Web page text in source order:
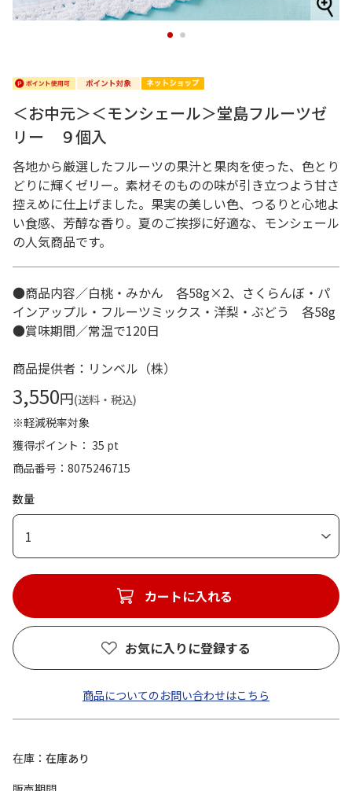
1 2
＜お中元＞＜モンシェール＞堂島フルーツゼ
リー ９個入
各地から厳選したフルーツの果汁と果肉を使った、色とり
どりに輝くゼリー。素材そのものの味が引き立つよう甘さ
控えめに仕上げました。果実の美しい色、つるりと心地よ
い食感、芳醇な香り。夏のご挨拶に好適な、モンシェール
の人気商品です。
●商品内容／白桃・みかん 各58g×2、さくらんぼ・パ
インアップル・フルーツミックス・洋梨・ぶどう 各58g
●賞味期間／常温で120日
商品提供者：リンベル（株）
3,550円(送料・税込)
※軽減税率対象
獲得ポイント： 35 pt
商品番号
8075246715
数量
1
カートに入れる
お気に入りに登録する
商品についてのお問い合わせはこちら
在庫
在庫あり